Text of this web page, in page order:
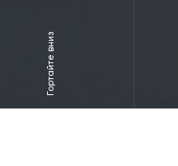
Гортайте вниз